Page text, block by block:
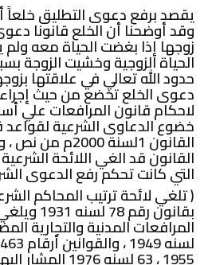
يقصد برفع دعوى التطليق خلعاً
وقد أوضحنا أن الخلع قانونا
زوجها إذا بغضت الحياة معه
الحياة الزوجية وخشيت الزوجة
حدود الله تعالي في علاقتها
دعوى الخلع تخضع من حيث
لاحكام قانون المرافعات علي
خضوع الدعاوى الشرعية لقواعد
القانون 1لسنة
القانون قد الغي اللائحة
التي كانت تحكم رفع الدعوى
( تلغي لائحة ترتيب المحاكم
بقانون
1955 ، 63 لسنه